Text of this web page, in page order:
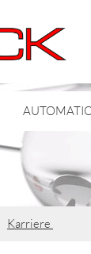
Karriere